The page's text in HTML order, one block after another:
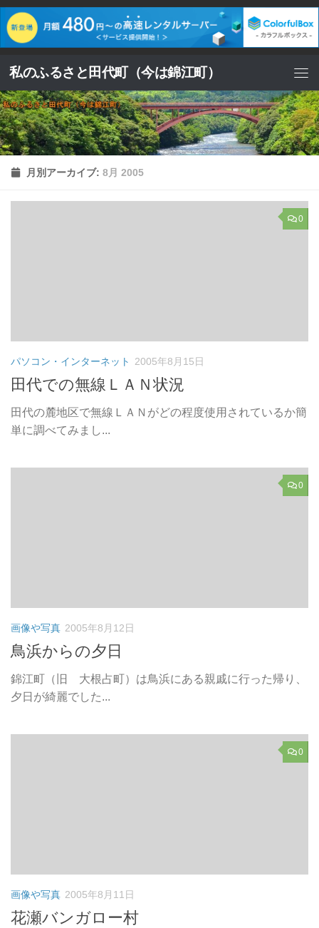
コンテンツへスキップ
私のふるさと田代町（今は錦江町）
月別アーカイブ: 8月 2005
0
パソコン・インターネット 2005年8月15日
田代での無線ＬＡＮ状況
田代の麓地区で無線ＬＡＮがどの程度使用されているか簡
単に調べてみまし...
0
画像や写真 2005年8月12日
鳥浜からの夕日
錦江町（旧 大根占町）は鳥浜にある親戚に行った帰り、
夕日が綺麗でした...
0
画像や写真 2005年8月11日
花瀬バンガロー村